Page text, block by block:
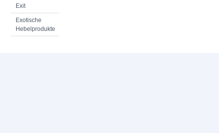
Exit
Exotische
Hebelprodukte